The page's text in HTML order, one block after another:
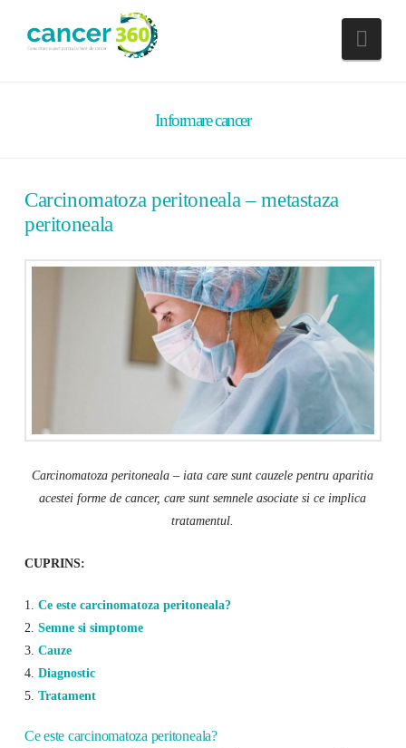
Informare cancer
Carcinomatoza peritoneala – metastaza
peritoneala
Carcinomatoza peritoneala – iata care sunt cauzele pentru aparitia
acestei forme de cancer, care sunt semnele asociate si ce implica
tratamentul.
CUPRINS:
1. Ce este carcinomatoza peritoneala?
2. Semne si simptome
3. Cauze
4. Diagnostic
5. Tratament
Ce este carcinomatoza peritoneala?